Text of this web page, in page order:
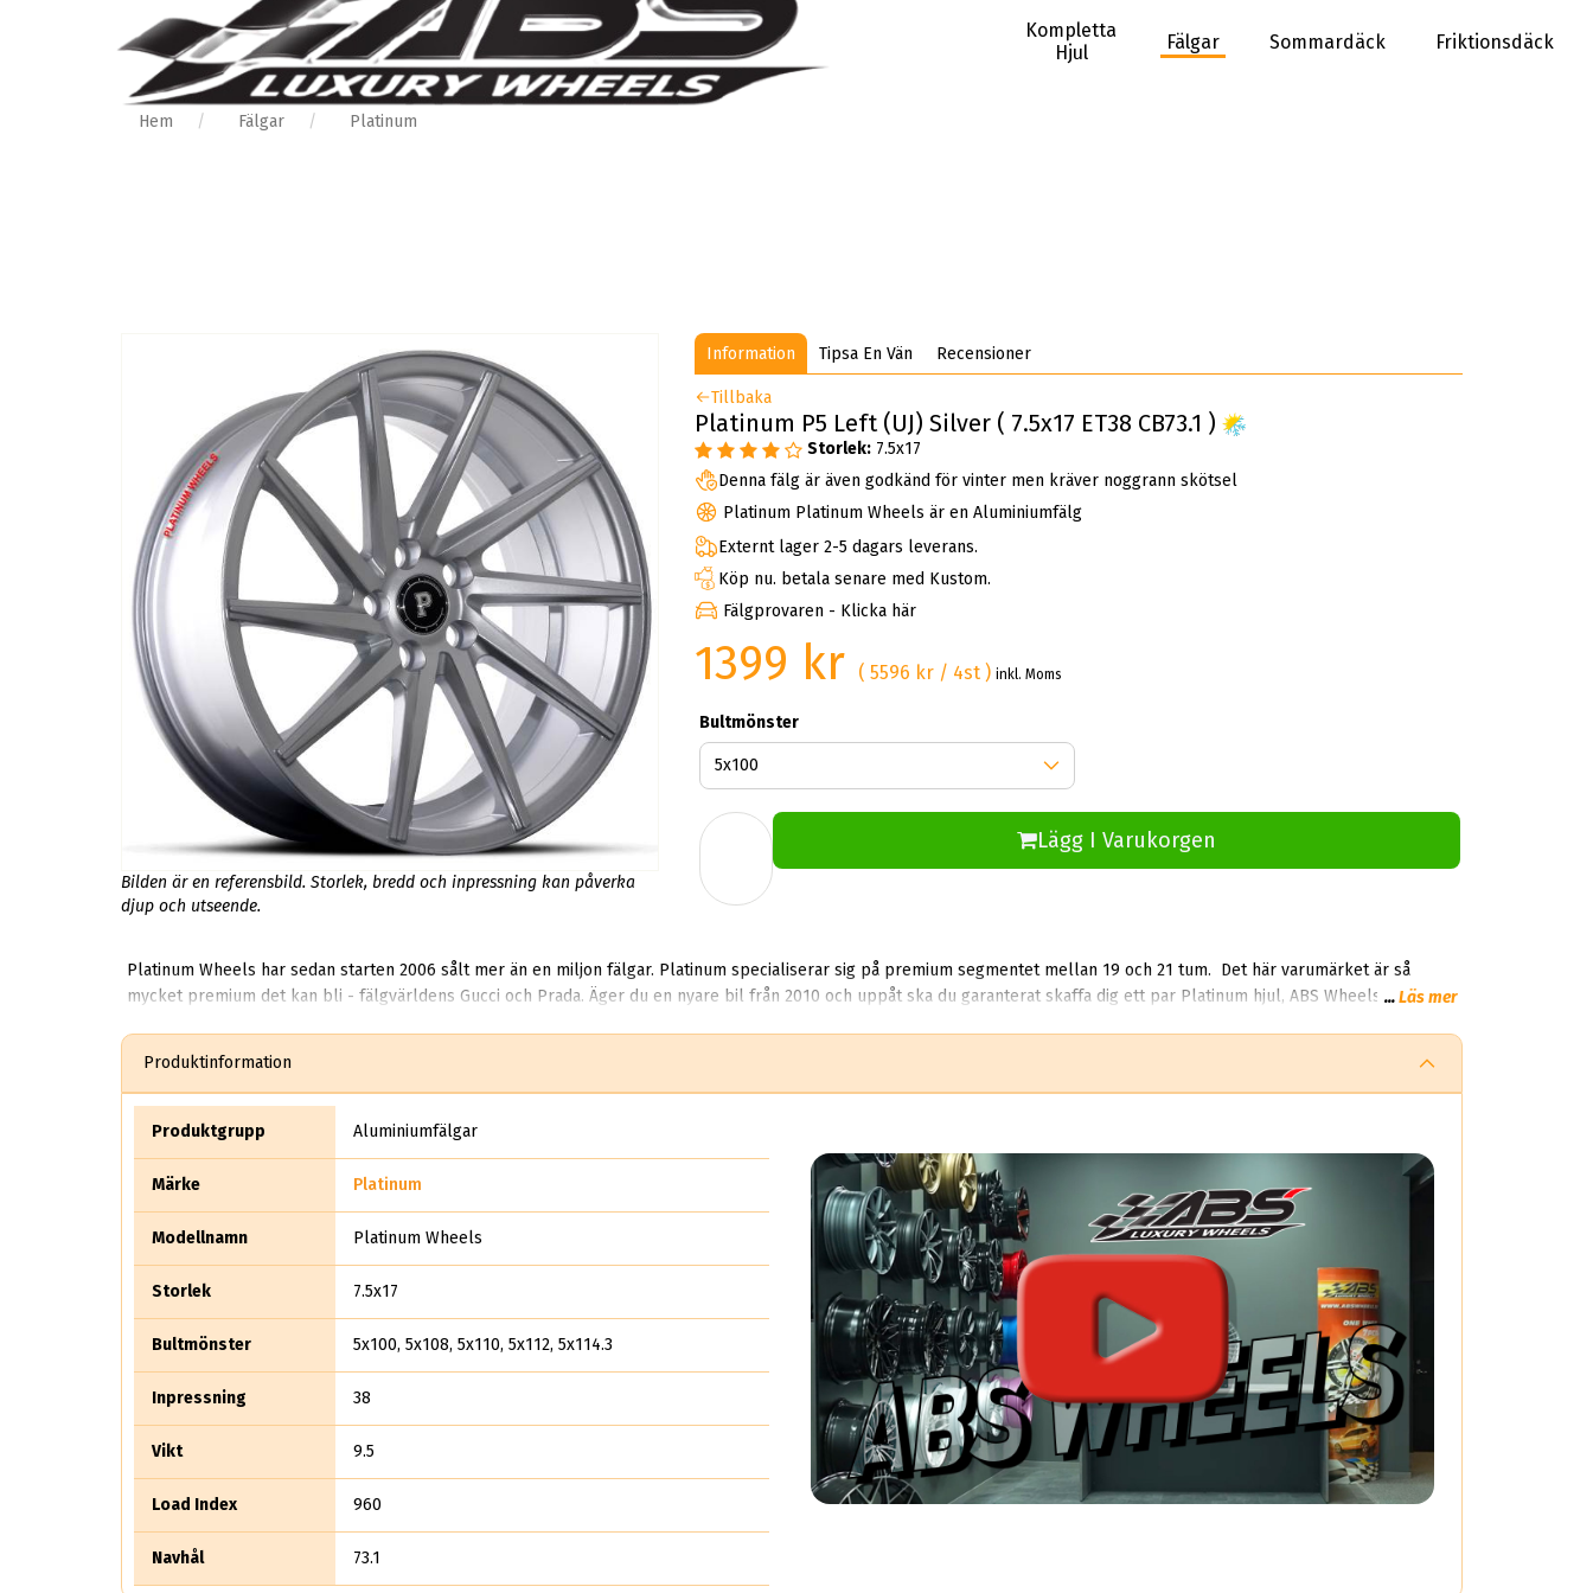
Kompletta
Hjul
Fälgar Sommardäck Friktionsdäck
Hem Fälgar Platinum
Bilden är en referensbild. Storlek, bredd och inpressning kan påverka
djup och utseende.
Information Tipsa En Vän Recensioner
Tillbaka
Platinum P5 Left (UJ) Silver ( 7.5x17 ET38 CB73.1 )
Storlek: 7.5x17
Denna fälg är även godkänd för vinter men kräver noggrann skötsel
Platinum Platinum Wheels är en Aluminiumfälg
Externt lager 2-5 dagars leverans.
Köp nu. betala senare med Kustom.
Fälgprovaren - Klicka här
1399 kr ( 5596 kr / 4st )inkl. Moms
Bultmönster
Lägg I Varukorgen
Platinum Wheels har sedan starten 2006 sålt mer än en miljon fälgar. Platinum specialiserar sig på premium segmentet mellan 19 och 21 tum. Det här varumärket är så
mycket premium det kan bli - fälgvärldens Gucci och Prada. Äger du en nyare bil från 2010 och uppåt ska du garanterat skaffa dig ett par Platinum hjul, ABS Wheels är
...Läs mer
Produktinformation
Produktgrupp Aluminiumfälgar
Märke Platinum
Modellnamn Platinum Wheels
Storlek 7.5x17
Bultmönster 5x100, 5x108, 5x110, 5x112, 5x114.3
Inpressning 38
Vikt 9.5
Load Index 960
Navhål 73.1